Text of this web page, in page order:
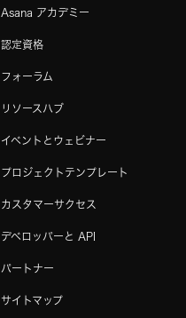
Asana アカデミー
認定資格
フォーラム
リソースハブ
イベントとウェビナー
プロジェクトテンプレート
カスタマーサクセス
デベロッパーと API
パートナー
サイトマップ